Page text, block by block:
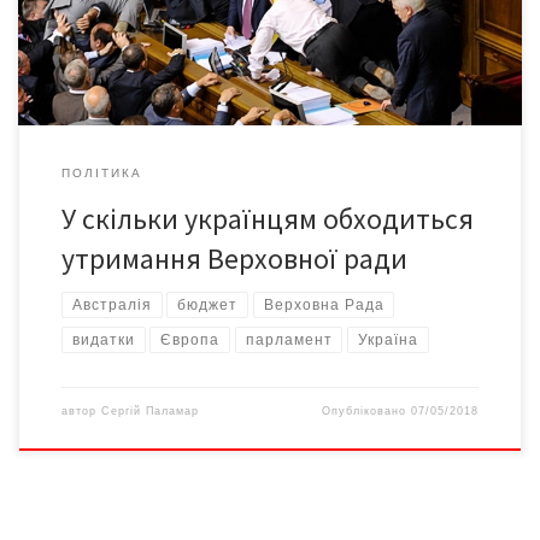
законотворчої діяльності Верховної Ради, інформаційно-
аналітичне та матеріально-технічне […]
ПОЛІТИКА
У скільки українцям обходиться
утримання Верховної ради
Австралія бюджет Верховна Рада
видатки Європа парламент Україна
автор Сергій Паламар Опубліковано07/05/2018